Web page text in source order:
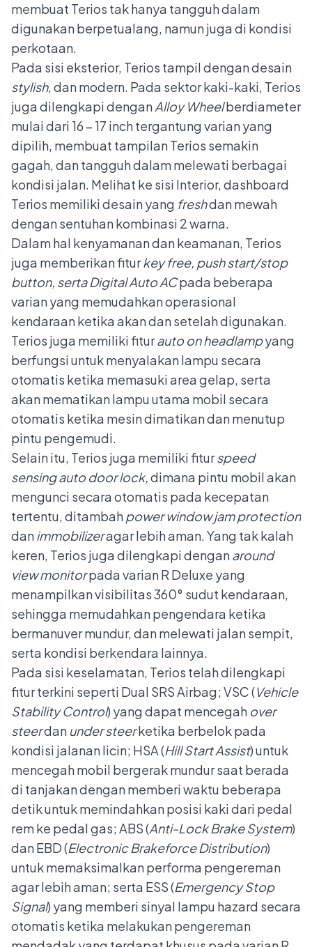
membuat Terios tak hanya tangguh dalam
digunakan berpetualang, namun juga di kondisi
perkotaan.
Pada sisi eksterior, Terios tampil dengan desain
stylish, dan modern. Pada sektor kaki-kaki, Terios
juga dilengkapi denganAlloy Wheelberdiameter
mulai dari 16 – 17 inch tergantung varian yang
dipilih, membuat tampilan Terios semakin
gagah, dan tangguh dalam melewati berbagai
kondisi jalan. Melihat ke sisi Interior, dashboard
Terios memiliki desain yang freshdan mewah
dengan sentuhan kombinasi 2 warna.
Dalam hal kenyamanan dan keamanan, Terios
juga memberikan fiturkey free, push start/stop
button, serta Digital Auto ACpada beberapa
varian yang memudahkan operasional
kendaraan ketika akan dan setelah digunakan.
Terios juga memiliki fiturauto on headlampyang
berfungsi untuk menyalakan lampu secara
otomatis ketika memasuki area gelap, serta
akan mematikan lampu utama mobil secara
otomatis ketika mesin dimatikan dan menutup
pintu pengemudi.
Selain itu, Terios juga memiliki fiturspeed
sensing auto door lock,dimana pintu mobil akan
mengunci secara otomatis pada kecepatan
tertentu, ditambahpower window jam protection
danimmobilizeragar lebih aman. Yang tak kalah
keren, Terios juga dilengkapi denganaround
view monitorpada varian R Deluxe yang
menampilkan visibilitas 360° sudut kendaraan,
sehingga memudahkan pengendara ketika
bermanuver mundur, dan melewati jalan sempit,
serta kondisi berkendara lainnya.
Pada sisi keselamatan, Terios telah dilengkapi
fitur terkini seperti Dual SRS Airbag; VSC (Vehicle
Stability Control) yang dapat mencegah over
steerdan under steerketika berbelok pada
kondisi jalanan licin; HSA (Hill Start Assist) untuk
mencegah mobil bergerak mundur saat berada
di tanjakan dengan memberi waktu beberapa
detik untuk memindahkan posisi kaki dari pedal
rem ke pedal gas; ABS (Anti-Lock Brake System)
dan EBD (Electronic Brakeforce Distribution)
untuk memaksimalkan performa pengereman
agar lebih aman; serta ESS (Emergency Stop
Signal) yang memberi sinyal lampu hazard secara
otomatis ketika melakukan pengereman